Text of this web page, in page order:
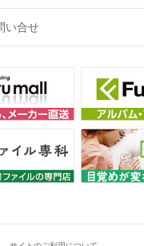
い合せ